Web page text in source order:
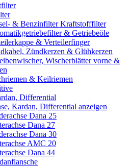
& Benzinfilter Kraftstofffilter
& Getriebeöle
& Verteilerfinger
Zündkerzen & Glühkerzen
Wischerblätter vorne &
& Keilriemen
Differential
Kardan, Differential anzeigen
Dana 25
Dana 27
Dana 30
AMC 20
Dana 44